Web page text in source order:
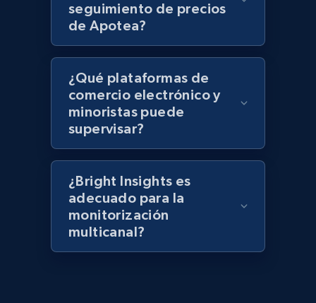
URL, Title, Rating, Reviews, Initial price, Final
price, Currency, Stock, and more.
Lazada - Products - Discover products by
URL, Title, Rating, Reviews, Initial price, Final
price, Currency, Stock, and more.
991+ 165+
seguimiento de precios
de Apotea?
¿Qué plataformas de
comercio electrónico y
minoristas puede
supervisar?
¿Bright Insights es
adecuado para la
monitorización
multicanal?